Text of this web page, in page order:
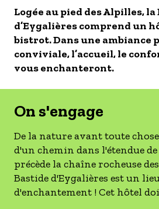
- Les établissements Accueil
LES OFFRES
S'inscrire à nos newsletters
Logée au pied des Alpilles, la
d’Eygalières comprend un
bistrot. Dans une ambiance
conviviale, l’accueil, le
vous enchanteront.
On s'engage
De la nature avant toute
d'un chemin dans l'étendue
précède la chaîne rocheuse
Bastide d'Eygalières est un
d'enchantement ! Cet hôtel